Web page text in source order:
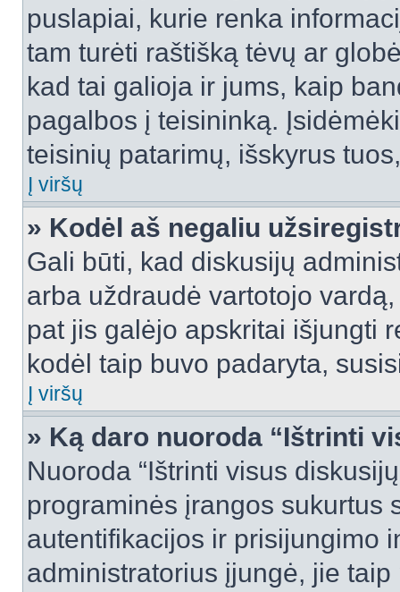
puslapiai, kurie renka
tam turėti raštišką tėvų ar
kad tai galioja ir jums, kaip
pagalbos į teisininką.
teisinių patarimų, išskyrus
Į viršų
» Kodėl aš negaliu
Gali būti, kad diskusijų
arba uždraudė vartotojo
pat jis galėjo apskritai išjungti
kodėl taip buvo padaryta,
Į viršų
» Ką daro nuoroda “Ištrinti
Nuoroda “Ištrinti visus
programinės įrangos sukurtus
autentifikacijos ir prisijungimo
administratorius įjungė, jie